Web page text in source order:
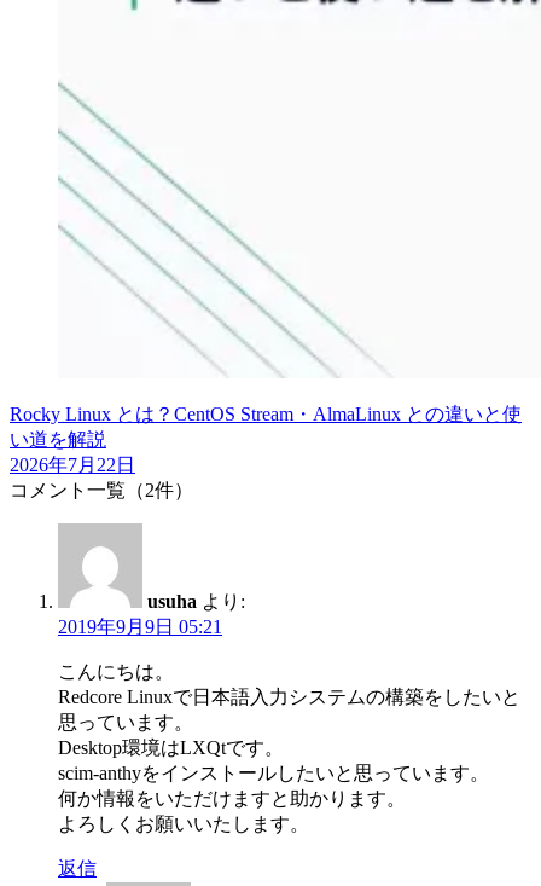
Rocky Linux とは？CentOS Stream・AlmaLinux との違いと使
い道を解説
2026年7月22日
コメント一覧（2件）
usuha より:
2019年9月9日 05:21
こんにちは。
Redcore Linuxで日本語入力システムの構築をしたいと
思っています。
Desktop環境はLXQtです。
scim-anthyをインストールしたいと思っています。
何か情報をいただけますと助かります。
よろしくお願いいたします。
返信